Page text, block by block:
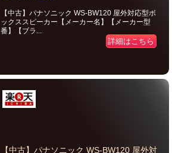
【中古】パナソニック WS-BW120 屋外対応型ボ
ックススピーカー【メーカー名】【メーカー型
番】【ブラ...
詳細はこちら
【中古】パナソニック WS-BW120 屋外対